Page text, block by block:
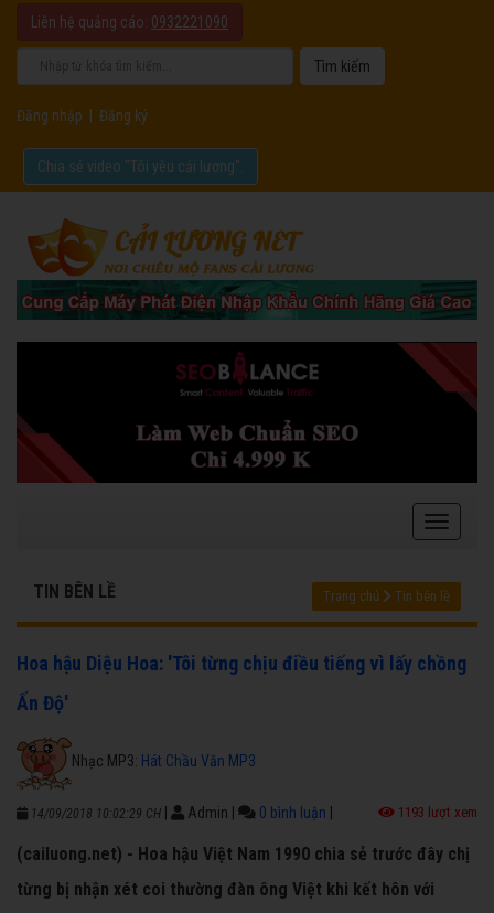
Liên hệ quảng cáo: 0932221090
Đăng nhập Đăng ký
Chia sẻ video "Tôi yêu cải lương".
TIN BÊN LỀ Trang chủ Tin bên lề
Hoa hậu Diệu Hoa: 'Tôi từng chịu điều tiếng vì lấy chồng
Ấn Độ'
Nhạc MP3: Hát Chầu Văn MP3
14/09/2018 10:02:29 CH Admin 0 bình luận 1193 lượt xem
(cailuong.net) - Hoa hậu Việt Nam 1990 chia sẻ trước đây chị
từng bị nhận xét coi thường đàn ông Việt khi kết hôn với